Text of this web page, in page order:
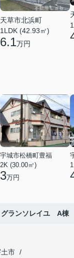
天草市北浜町
1LDK (42.93㎡)
6.1万円
宇城市松橋町豊福
2K (30.00㎡)
3万円
グランソレイユ A棟
市